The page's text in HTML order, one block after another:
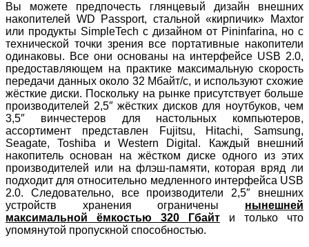
Вы можете предпочесть глянцевый дизайн внешних
накопителей WD Passport, стальной «кирпичик» Maxtor
или продукты SimpleTech с дизайном от Pininfarina, но с
технической точки зрения все портативные накопители
одинаковы. Все они основаны на интерфейсе USB 2.0,
предоставляющем на практике максимальную скорость
передачи данных около 32 Мбайт/с, и используют схожие
жёсткие диски. Поскольку на рынке присутствует больше
производителей 2,5″ жёстких дисков для ноутбуков, чем
3,5″ винчестеров для настольных компьютеров,
ассортимент представлен Fujitsu, Hitachi, Samsung,
Seagate, Toshiba и Western Digital. Каждый внешний
накопитель основан на жёстком диске одного из этих
производителей или на флэш-памяти, которая вряд ли
подходит для относительно медленного интерфейса USB
2.0. Следовательно, все производители 2,5″ внешних
устройств хранения ограничены нынешней
максимальной ёмкостью 320 Гбайт и только что
упомянутой пропускной способностью.